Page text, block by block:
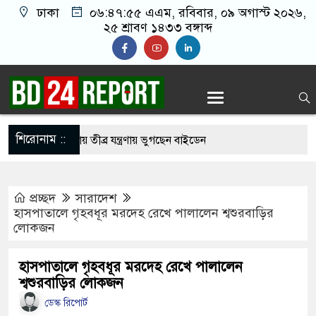
ঢাকা ০৬:৪৭:৫৬ এএম, রবিবার, ০৯ অগাস্ট ২০২৬,
২৫ শ্রাবণ ১৪৩৩ বঙ্গাব্দ
শিরোনাম ::
ছড়িয়ে পড়ায় তীব্র যন্ত্রণায় ভুগছেন বাইডেন
লাইফের পার্ট: শাকিব খান
পতাকায় সাকিবের অটোগ্রাফ, ভাইরাল নেট
প্রচ্ছদ
সারাদেশ
হাসপাতালে গৃহবধূর মরদেহ রেখে পালালেন শ্বশুরবাড়ির
লোকজন
হাসপাতালে গৃহবধূর মরদেহ রেখে পালালেন
শ্বশুরবাড়ির লোকজন
ডেস্ক রিপোর্ট